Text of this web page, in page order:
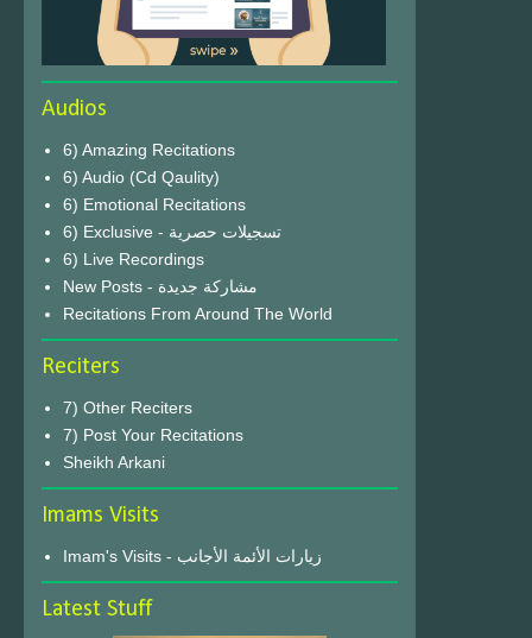
Audios
6) Amazing Recitations
6) Audio (Cd Qaulity)
6) Emotional Recitations
6) Exclusive - تسجيلات حصرية
6) Live Recordings
New Posts - مشاركة جديدة
Recitations From Around The World
Reciters
7) Other Reciters
7) Post Your Recitations
Sheikh Arkani
Imams Visits
Imam's Visits - زيارات الأئمة الأجانب
Latest Stuff